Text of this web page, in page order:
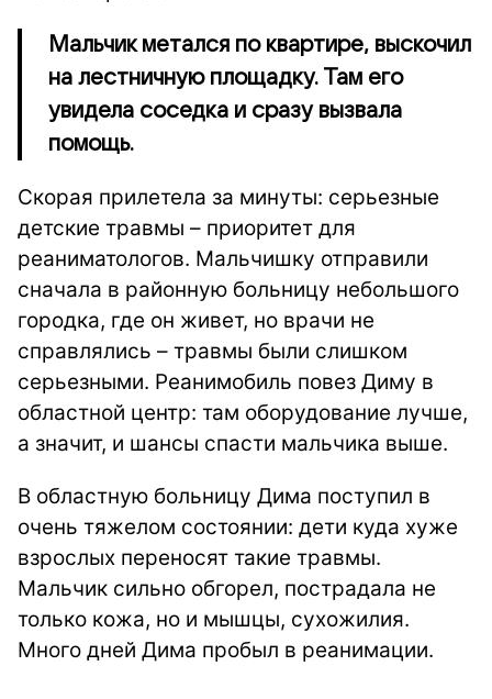
Мальчик метался по квартире, выскочил
на лестничную площадку. Там его
увидела соседка и сразу вызвала
помощь.
Скорая прилетела за минуты: серьезные
детские травмы – приоритет для
реаниматологов. Мальчишку отправили
сначала в районную больницу небольшого
городка, где он живет, но врачи не
справлялись – травмы были слишком
серьезными. Реанимобиль повез Диму в
областной центр: там оборудование лучше,
а значит, и шансы спасти мальчика выше.
В областную больницу Дима поступил в
очень тяжелом состоянии: дети куда хуже
взрослых переносят такие травмы.
Мальчик сильно обгорел, пострадала не
только кожа, но и мышцы, сухожилия.
Много дней Дима пробыл в реанимации.